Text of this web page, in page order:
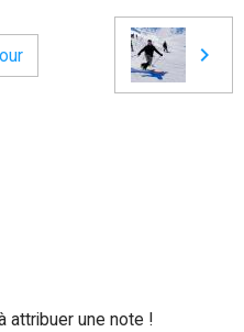
attribuer une note !